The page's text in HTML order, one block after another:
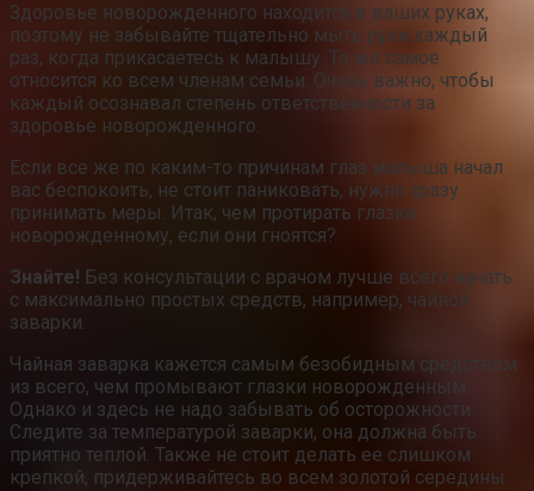
Здоровье новорожденного находится в ваших руках,
поэтому не забывайте тщательно мыть руки каждый
раз, когда прикасаетесь к малышу. То же самое
относится ко всем членам семьи. Очень важно, чтобы
каждый осознавал степень ответственности за
здоровье новорожденного.
Если все же по каким-то причинам глаз малыша начал
вас беспокоить, не стоит паниковать, нужно сразу
принимать меры. Итак, чем протирать глазки
новорожденному, если они гноятся?
Знайте! Без консультации с врачом лучше всего начать
с максимально простых средств, например, чайной
заварки.
Чайная заварка кажется самым безобидным средством
из всего, чем промывают глазки новорожденным.
Однако и здесь не надо забывать об осторожности.
Следите за температурой заварки, она должна быть
приятно теплой. Также не стоит делать ее слишком
крепкой, придерживайтесь во всем золотой середины.